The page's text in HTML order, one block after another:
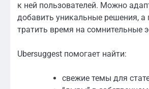
к ней пользователей. Можно
добавить уникальные решения, а
тратить время на сомнительные
Ubersuggest помогает найти:
свежие темы для